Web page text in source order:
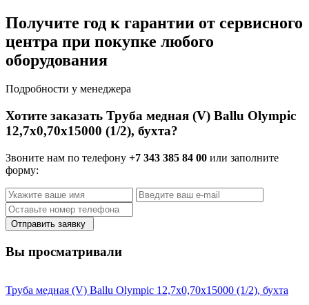
Получите год к гарантии от сервисного
центра при покупке любого
оборудования
Подробности у менеджера
Хотите заказать Труба медная (V) Ballu Olympic
12,7х0,70х15000 (1/2), бухта?
Звоните нам по телефону +7 343 385 84 00 или заполните
форму:
Отправить заявку
Вы просматривали
Труба медная (V) Ballu Olympic 12,7х0,70х15000 (1/2), бухта